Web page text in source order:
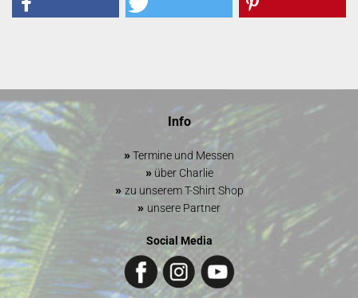
Info
»Termine und Messen
» über Charlie
» zu unserem T-Shirt Shop
» unsere Partner
Social Media